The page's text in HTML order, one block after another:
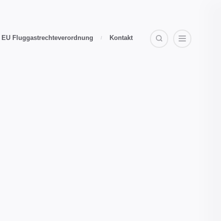
EU Fluggastrechteverordnung Kontakt